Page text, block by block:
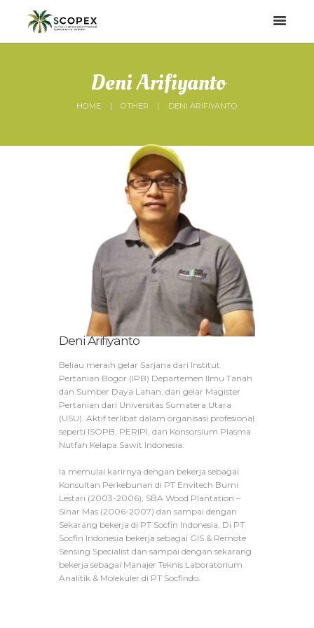
Deni Arifiyanto
HOME OTHER DENI ARIFIYANTO
Deni Arifiyanto
Beliau meraih gelar Sarjana dari Institut
Pertanian Bogor (IPB) Departemen Ilmu Tanah
dan Sumber Daya Lahan, dan gelar Magister
Pertanian dari Universitas Sumatera Utara
(USU). Aktif terlibat dalam organisasi profesional
seperti ISOPB, PERIPI, dan Konsorsium Plasma
Nutfah Kelapa Sawit Indonesia.
Ia memulai karirnya dengan bekerja sebagai
Konsultan Perkebunan di PT Envitech Bumi
Lestari (2003-2006), SBA Wood Plantation –
Sinar Mas (2006-2007) dan sampai dengan
Sekarang bekerja di PT Socfin Indonesia. Di PT
Socfin Indonesia bekerja sebagai GIS & Remote
Sensing Specialist dan sampai dengan sekarang
bekerja sebagai Manajer Teknis Laboratorium
Analitik & Molekuler di PT Socfindo.